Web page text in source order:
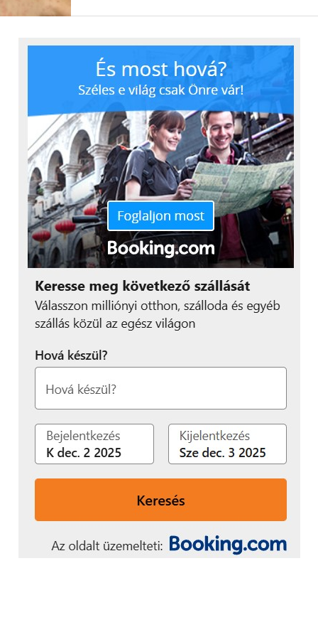
csatlakozási lehetőséget biztosítani.
Eredmény: A munkatársak hatékonyan tudnak
egymáshoz kapcsolódni, könnyedén osztják meg
egymással ötleteiket, ezáltal gördülékeny a
csapatmunka is helyszíntől függetlenül.
Átlátható rendszer
pofonegyszerűen
A kereskedelmi bank már rendelkezett
videokonferencia-rendszerrel, de olyan platformra
volt szükségük, amit ugyanolyan minőségben,
hatékonysággal tudnak használni a fővárosban és
vidéken egyaránt. Kezdetektől fogva MS Teams és
Zoom kompatibilis rendszerben gondolkodtak.
Olyan platformot szerettek volna, amit központilag
tudnak irányítani és amit a munkatársak egységesen
az első reakció, hogy ezt meg vajon hogyan kell
működtetni? Hanem pofonegyszerűen lehet
prezentálni, ötletelni, terveket megosztani
egymással, sőt még élő közvetítésre is van lehetőség.
Az elképzelésekből végül valóság lett, a fővárosi és a
vidéki helyszíneken is egységes, átlátható, könnyen
kezelhető digitális rendszert használnak.
Három megoldás egy helyről
– MyZoom
A fenti példák és eredmények egy magyar cég, a